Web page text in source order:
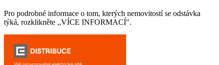
Pro podrobné informace o tom, kterých nemovitostí se odstávka
týká, rozklikněte ,,VÍCE INFORMACÍ".